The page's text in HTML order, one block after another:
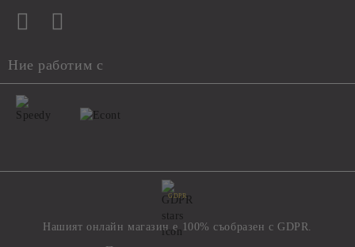
Ние работим с
GDPR
Нашият онлайн магазин е 100% съобразен с GDPR.